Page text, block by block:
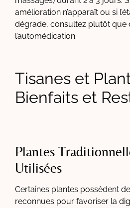
amélioration n’apparaît ou si
dégrade, consultez plutôt que
l’automédication.
Tisanes et
Bienfaits et
Plantes
Utilisées
Certaines plantes possèdent
reconnues pour favoriser la